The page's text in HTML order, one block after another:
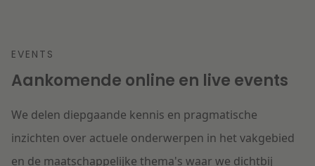
EVENTS
Aankomende online en live events
We delen diepgaande kennis en pragmatische
inzichten over actuele onderwerpen in het vakgebied
en de maatschappelijke thema's waar we dichtbij